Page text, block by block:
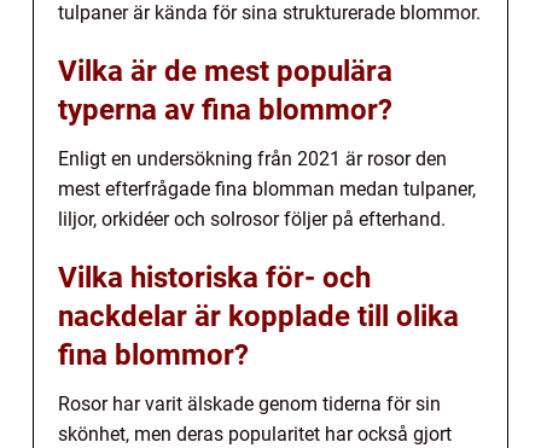
tulpaner är kända för sina strukturerade blommor.
Vilka är de mest populära
typerna av fina blommor?
Enligt en undersökning från 2021 är rosor den
mest efterfrågade fina blomman medan tulpaner,
liljor, orkidéer och solrosor följer på efterhand.
Vilka historiska för- och
nackdelar är kopplade till olika
fina blommor?
Rosor har varit älskade genom tiderna för sin
skönhet, men deras popularitet har också gjort